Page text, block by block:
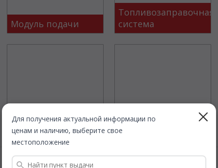
Для получения актуальной информации по
ценам и наличию, выберите свое
местоположение
Модуль подачи
Топливозаправочная
система
Блок управления Датчик
Покупателям